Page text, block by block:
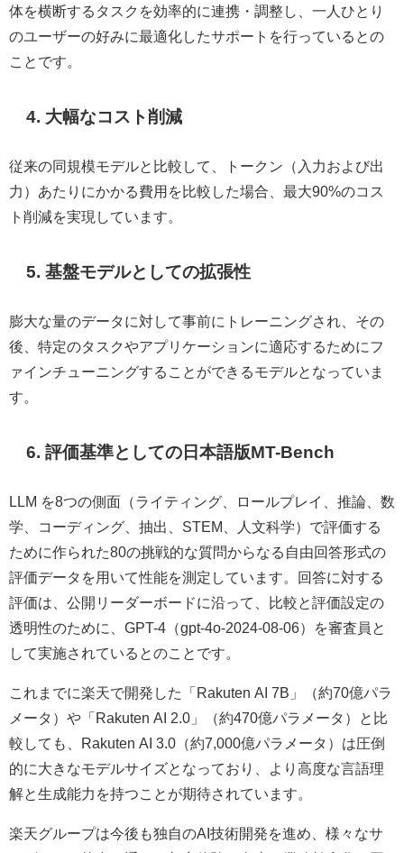
体を横断するタスクを効率的に連携・調整し、一人ひとり
のユーザーの好みに最適化したサポートを行っているとの
ことです。
4. 大幅なコスト削減
従来の同規模モデルと比較して、トークン（入力および出
力）あたりにかかる費用を比較した場合、最大90%のコス
ト削減を実現しています。
5. 基盤モデルとしての拡張性
膨大な量のデータに対して事前にトレーニングされ、その
後、特定のタスクやアプリケーションに適応するためにフ
ァインチューニングすることができるモデルとなっていま
す。
6. 評価基準としての日本語版MT-Bench
LLM を8つの側面（ライティング、ロールプレイ、推論、数
学、コーディング、抽出、STEM、人文科学）で評価する
ために作られた80の挑戦的な質問からなる自由回答形式の
評価データを用いて性能を測定しています。回答に対する
評価は、公開リーダーボードに沿って、比較と評価設定の
透明性のために、GPT-4（gpt-4o-2024-08-06）を審査員と
して実施されているとのことです。
これまでに楽天で開発した「Rakuten AI 7B」（約70億パラ
メータ）や「Rakuten AI 2.0」（約470億パラメータ）と比
較しても、Rakuten AI 3.0（約7,000億パラメータ）は圧倒
的に大きなモデルサイズとなっており、より高度な言語理
解と生成能力を持つことが期待されています。
楽天グループは今後も独自のAI技術開発を進め、様々なサ